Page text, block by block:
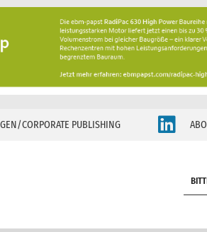
CORPORATE PUBLISHING